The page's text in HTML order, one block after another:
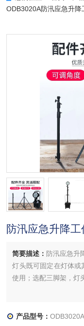
ODB3020A防汛应急升
防汛应急升降
简要描述： 防汛应急升
灯头既可固定在灯体
使用；选配三脚架，灯
产品型号：ODB3020A